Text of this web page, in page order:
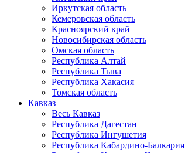
Иркутская область
Кемеровская область
Красноярский край
Новосибирская область
Омская область
Республика Алтай
Республика Тыва
Республика Хакасия
Томская область
Кавказ
Весь Кавказ
Республика Дагестан
Республика Ингушетия
Республика Кабардино-Балкария